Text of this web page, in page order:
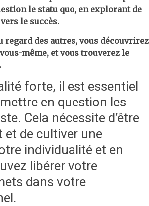
le statu quo, en explorant de
le succès.
regard des autres, vous découvrirez
même, et vous trouverez le
forte, il est essentiel
en question les
Cela nécessite d’être
et de cultiver une
individualité et en
libérer votre
dans votre